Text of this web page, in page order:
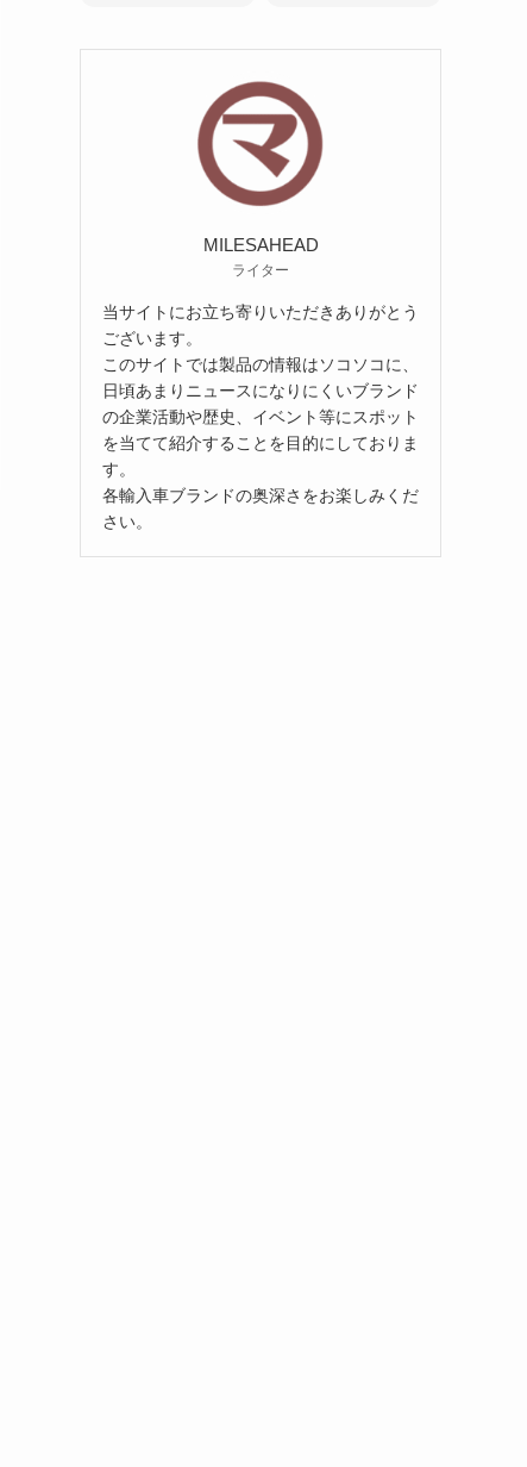
MILESAHEAD
ライター
当サイトにお立ち寄りいただきありがとう
ございます。
このサイトでは製品の情報はソコソコに、
日頃あまりニュースになりにくいブランド
の企業活動や歴史、イベント等にスポット
を当てて紹介することを目的にしておりま
す。
各輸入車ブランドの奥深さをお楽しみくだ
さい。